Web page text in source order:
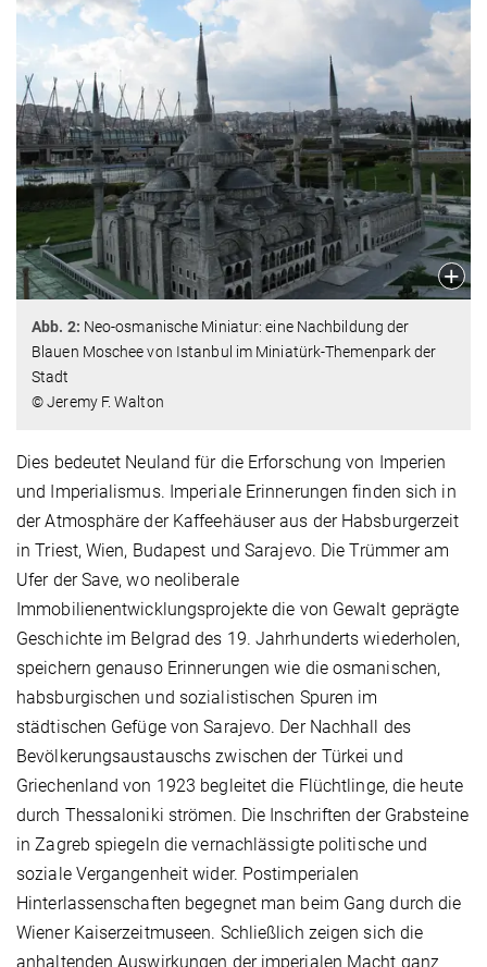
Abb. 2: Neo-osmanische Miniatur: eine Nachbildung der
Blauen Moschee von Istanbul im Miniatürk-Themenpark der
Stadt
© Jeremy F. Walton
Dies bedeutet Neuland für die Erforschung von Imperien
und Imperialismus. Imperiale Erinnerungen finden sich in
der Atmosphäre der Kaffeehäuser aus der Habsburgerzeit
in Triest, Wien, Budapest und Sarajevo. Die Trümmer am
Ufer der Save, wo neoliberale
Immobilienentwicklungsprojekte die von Gewalt geprägte
Geschichte im Belgrad des 19. Jahrhunderts wiederholen,
speichern genauso Erinnerungen wie die osmanischen,
habsburgischen und sozialistischen Spuren im
städtischen Gefüge von Sarajevo. Der Nachhall des
Bevölkerungsaustauschs zwischen der Türkei und
Griechenland von 1923 begleitet die Flüchtlinge, die heute
durch Thessaloniki strömen. Die Inschriften der Grabsteine
in Zagreb spiegeln die vernachlässigte politische und
soziale Vergangenheit wider. Postimperialen
Hinterlassenschaften begegnet man beim Gang durch die
Wiener Kaiserzeitmuseen. Schließlich zeigen sich die
anhaltenden Auswirkungen der imperialen Macht ganz